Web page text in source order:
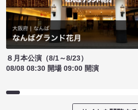
８月本公演（8/1～8/23）
08/08 08:30 開場 09:00 開演